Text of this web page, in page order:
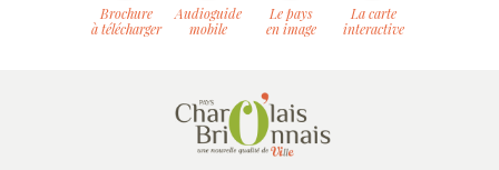
Brochure
à télécharger
Audioguide
mobile
Le pays
en image
La carte
interactive